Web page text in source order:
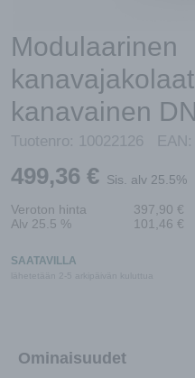
Modulaarinen
kanavainen
Tuotenro: 10022126 EAN:
499,36 € Sis. alv 25.5%
Veroton hinta 397,90 €
Alv 25.5 %
101,46 €
SAATAVILLA
Ominaisuudet